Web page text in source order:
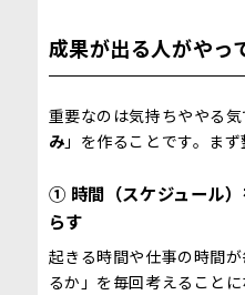
成果が出る人がやっ
重要なのは気持ちややる
み 」を作ることです。ま
① 時間（スケジュール
らす
起きる時間や仕事の時間
るか」を毎回考えること